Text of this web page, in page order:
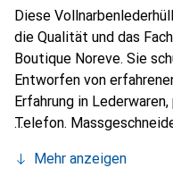
Diese
die Qualität und das
Boutique Noreve. Sie
Entworfen von
Erfahrung in
Telefon.
unverzichtbaren
Mehr anzeigen